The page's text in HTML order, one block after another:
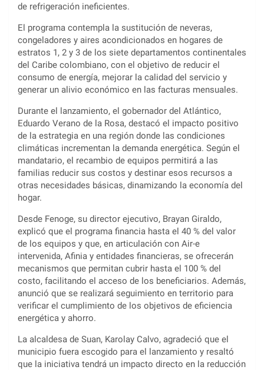
de refrigeración ineficientes.
El programa contempla la sustitución de neveras,
congeladores y aires acondicionados en hogares de
estratos 1, 2 y 3 de los siete departamentos continentales
del Caribe colombiano, con el objetivo de reducir el
consumo de energía, mejorar la calidad del servicio y
generar un alivio económico en las facturas mensuales.
Durante el lanzamiento, el gobernador del Atlántico,
Eduardo Verano de la Rosa, destacó el impacto positivo
de la estrategia en una región donde las condiciones
climáticas incrementan la demanda energética. Según el
mandatario, el recambio de equipos permitirá a las
familias reducir sus costos y destinar esos recursos a
otras necesidades básicas, dinamizando la economía del
hogar.
Desde Fenoge, su director ejecutivo, Brayan Giraldo,
explicó que el programa financia hasta el 40 % del valor
de los equipos y que, en articulación con Air-e
intervenida, Afinia y entidades financieras, se ofrecerán
mecanismos que permitan cubrir hasta el 100 % del
costo, facilitando el acceso de los beneficiarios. Además,
anunció que se realizará seguimiento en territorio para
verificar el cumplimiento de los objetivos de eficiencia
energética y ahorro.
La alcaldesa de Suan, Karolay Calvo, agradeció que el
municipio fuera escogido para el lanzamiento y resaltó
que la iniciativa tendrá un impacto directo en la reducción